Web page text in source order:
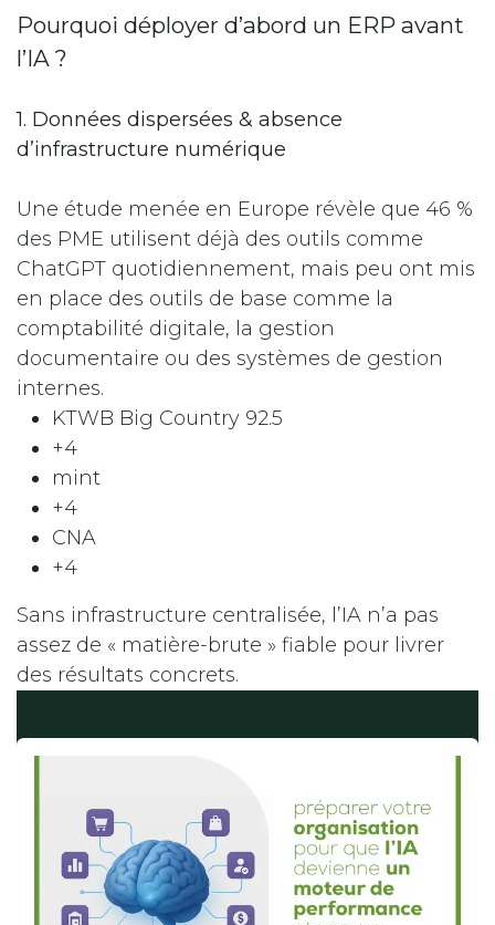
Pourquoi déployer d’abord un ERP avant
l’IA ?
1. Données dispersées & absence
d’infrastructure numérique
Une étude menée en Europe révèle que 46 %
des PME utilisent déjà des outils comme
ChatGPT quotidiennement, mais peu ont mis
en place des outils de base comme la
comptabilité digitale, la gestion
documentaire ou des systèmes de gestion
internes.
KTWB Big Country 92.5
+4
mint
+4
CNA
+4
Sans infrastructure centralisée, l’IA n’a pas
assez de « matière-brute » fiable pour livrer
des résultats concrets.